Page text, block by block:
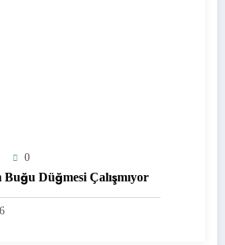
0
Düğmesi Çalışmıyor